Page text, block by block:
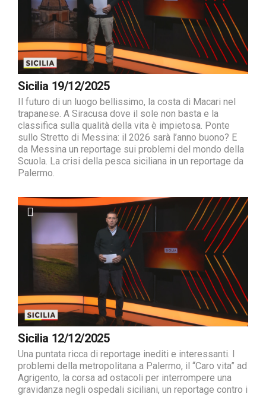
Sicilia 19/12/2025
Il futuro di un luogo bellissimo, la costa di Macari nel
trapanese. A Siracusa dove il sole non basta e la
classifica sulla qualità della vita è impietosa. Ponte
sullo Stretto di Messina: il 2026 sarà l’anno buono? E
da Messina un reportage sui problemi del mondo della
Scuola. La crisi della pesca siciliana in un reportage da
Palermo.
Sicilia 12/12/2025
Una puntata ricca di reportage inediti e interessanti. I
problemi della metropolitana a Palermo, il “Caro vita” ad
Agrigento, la corsa ad ostacoli per interrompere una
gravidanza negli ospedali siciliani, un reportage contro i